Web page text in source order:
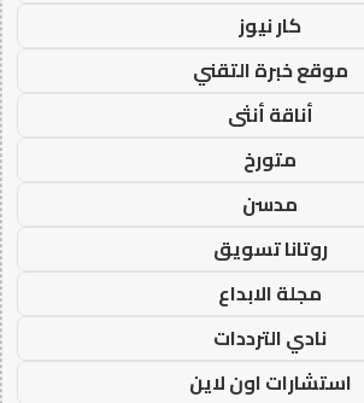
كار نيوز
موقع خبرة التقني
أناقة أنثى
متورخ
مدسن
روتانا تسويق
مجلة الابداع
نادي الترددات
استشارات اون لاين